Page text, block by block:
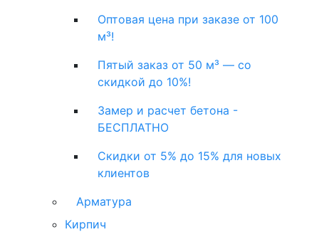
Оптовая цена при заказе от 100
м³!
Пятый заказ от 50 м³ — со
скидкой до 10%!
Замер и расчет бетона -
БЕСПЛАТНО
Скидки от 5% до 15% для новых
клиентов
Арматура
Кирпич